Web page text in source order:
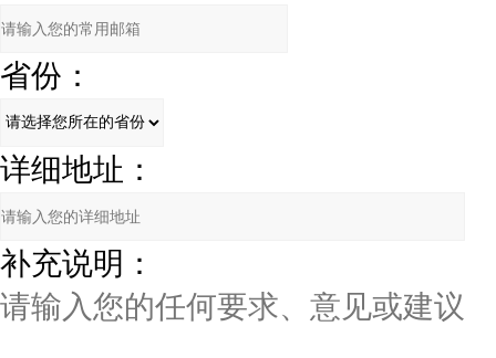
省份：
详细地址：
补充说明：